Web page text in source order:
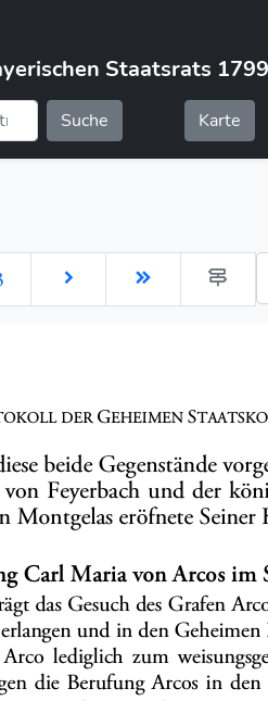
Staatsrats
Suche Karte